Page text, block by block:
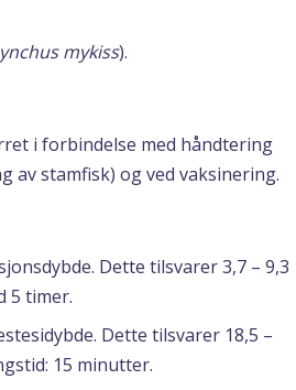
mykiss).
i forbindelse med håndtering
stamfisk) og ved vaksinering.
Dette tilsvarer 3,7 – 9,3
5 timer.
Dette tilsvarer 18,5 –
15 minutter.